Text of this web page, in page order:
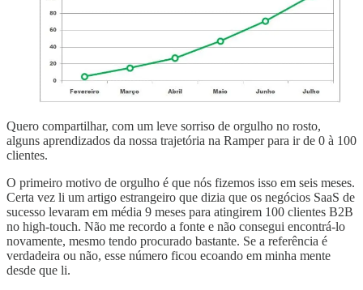
Quero compartilhar, com um leve sorriso de orgulho no rosto,
alguns aprendizados da nossa trajetória na Ramper para ir de 0 à 100
clientes.
O primeiro motivo de orgulho é que nós fizemos isso em seis meses.
Certa vez li um artigo estrangeiro que dizia que os negócios SaaS de
sucesso levaram em média 9 meses para atingirem 100 clientes B2B
no high-touch. Não me recordo a fonte e não consegui encontrá-lo
novamente, mesmo tendo procurado bastante. Se a referência é
verdadeira ou não, esse número ficou ecoando em minha mente
desde que li.